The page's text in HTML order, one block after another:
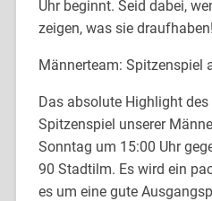
Uhr beginnt. Seid dabei,
zeigen, was sie draufhaben!
Männerteam: Spitzenspiel
Das absolute Highlight
Spitzenspiel unserer
Sonntag um 15:00 Uhr
90 Stadtilm. Es wird ein
es um eine gute